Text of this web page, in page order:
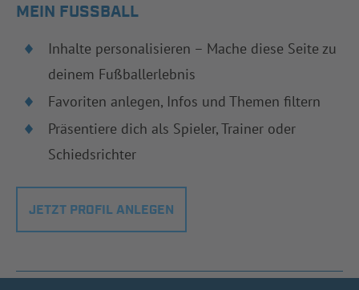
MEIN FUSSBALL
Inhalte personalisieren – Mache diese Seite zu
deinem Fußballerlebnis
Favoriten anlegen, Infos und Themen filtern
Präsentiere dich als Spieler, Trainer oder
Schiedsrichter
JETZT PROFIL ANLEGEN